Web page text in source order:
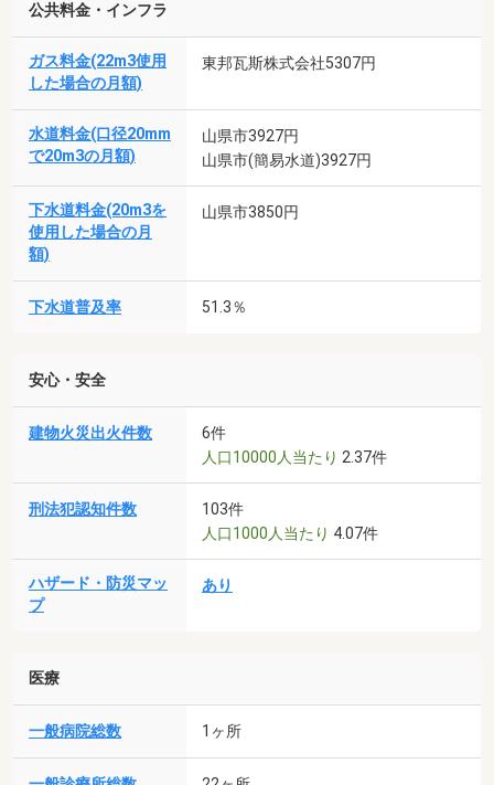
公共料金・インフラ
ガス料金(22m3使用
した場合の月額)
東邦瓦斯株式会社5307円
水道料金(口径20mm
で20m3の月額)
山県市3927円
山県市(簡易水道)3927円
下水道料金(20m3を
使用した場合の月
額)
山県市3850円
下水道普及率 51.3％
安心・安全
建物火災出火件数
6件
人口10000人当たり 2.37件
刑法犯認知件数
103件
人口1000人当たり 4.07件
ハザード・防災マッ
プ
あり
医療
一般病院総数 1ヶ所